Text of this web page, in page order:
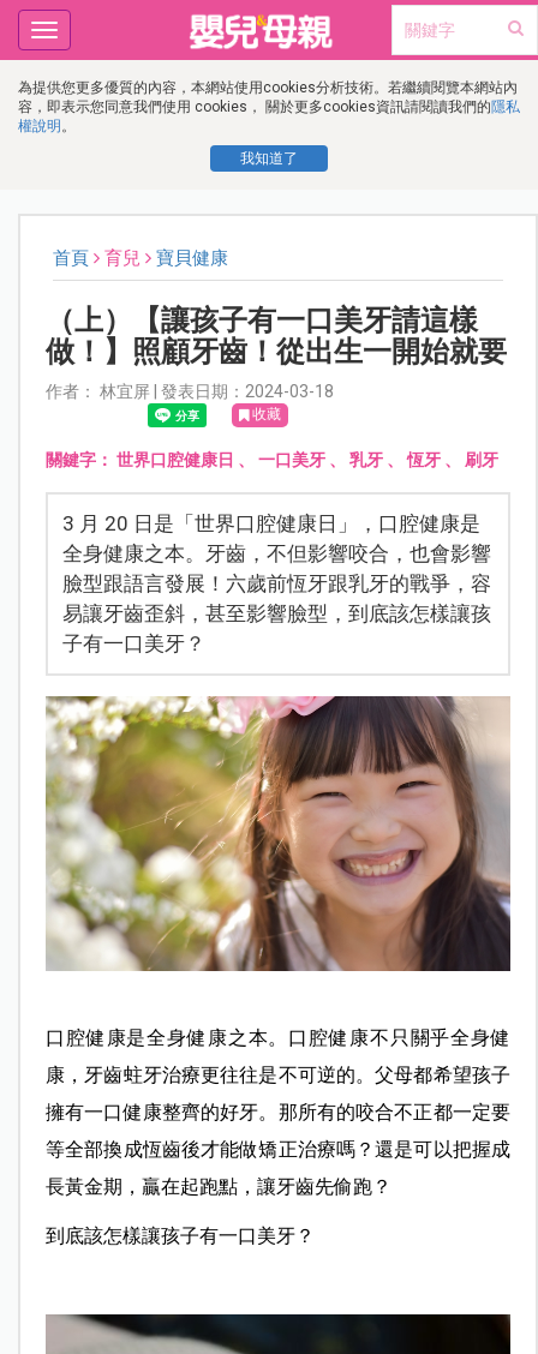
為提供您更多優質的內容，本網站使用cookies分析技術。若繼續閱覽本網站內
容，即表示您同意我們使用 cookies， 關於更多cookies資訊請閱讀我們的隱私
權說明 。
我知道了
Toggle
navigation
首頁 育兒 寶貝健康
（上）【讓孩子有一口美牙請這樣
做！】照顧牙齒！從出生一開始就要
作者： 林宜屏 | 發表日期：2024-03-18
收藏
關鍵字： 世界口腔健康日 、 一口美牙、 乳牙、恆牙、 刷牙
3 月 20 日是「世界口腔健康日」，口腔健康是
全身健康之本。牙齒，不但影響咬合，也會影響
臉型跟語言發展！六歲前恆牙跟乳牙的戰爭，容
易讓牙齒歪斜，甚至影響臉型，到底該怎樣讓孩
子有一口美牙？
口腔健康是全身健康之本。口腔健康不只關乎全身健
康，牙齒蛀牙治療更往往是不可逆的。父母都希望孩子
擁有一口健康整齊的好牙。那所有的咬合不正都一定要
等全部換成恆齒後才能做矯正治療嗎？還是可以把握成
長黃金期，贏在起跑點，讓牙齒先偷跑？
到底該怎樣讓孩子有一口美牙？